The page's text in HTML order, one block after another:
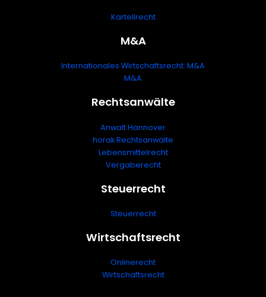
Kartellrecht
M&A
Internationales Wirtschaftsrecht: M&A
M&A
Rechtsanwälte
Anwalt Hannover
horak Rechtsanwälte
Lebensmittelrecht
Vergaberecht
Steuerrecht
Steuerrecht
Wirtschaftsrecht
Onlinerecht
Wirtschaftsrecht